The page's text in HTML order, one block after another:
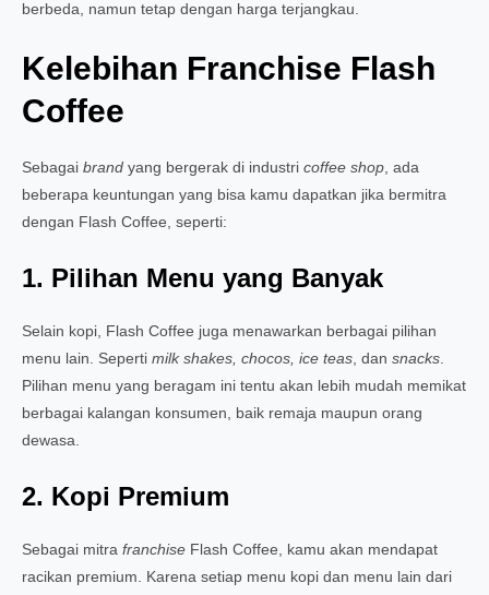
berbeda, namun tetap dengan harga terjangkau.
Kelebihan Franchise Flash
Coffee
Sebagai brand yang bergerak di industri coffee shop, ada
beberapa keuntungan yang bisa kamu dapatkan jika bermitra
dengan Flash Coffee, seperti:
1. Pilihan Menu yang Banyak
Selain kopi, Flash Coffee juga menawarkan berbagai pilihan
menu lain. Seperti milk shakes, chocos, ice teas, dan snacks.
Pilihan menu yang beragam ini tentu akan lebih mudah memikat
berbagai kalangan konsumen, baik remaja maupun orang
dewasa.
2. Kopi Premium
Sebagai mitra franchise Flash Coffee, kamu akan mendapat
racikan premium. Karena setiap menu kopi dan menu lain dari